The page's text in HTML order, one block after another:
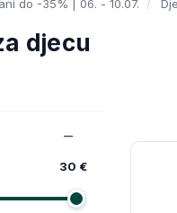
do -35% | 06. - 10.07.
djecu
30 €